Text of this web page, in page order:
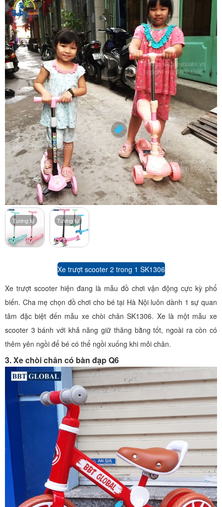
Tương tự Tương tự
Xe trượt scooter 2 trong 1 SK1306
Xe trượt scooter hiện đang là mẫu đồ chơi vận động cực kỳ phổ
biến. Cha mẹ chọn đồ chơi cho bé tại Hà Nội luôn dành 1 sự quan
tâm đặc biệt đến mẫu xe chòi chân SK1306. Xe là một mẫu xe
scooter 3 bánh với khả năng giữ thăng bằng tốt, ngoài ra còn có
thêm yên ngồi để bé có thể ngồi xuống khi mỏi chân.
3. Xe chòi chân có bàn đạp Q6